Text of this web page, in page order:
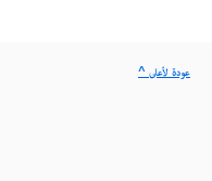
^ عودة لأعلى